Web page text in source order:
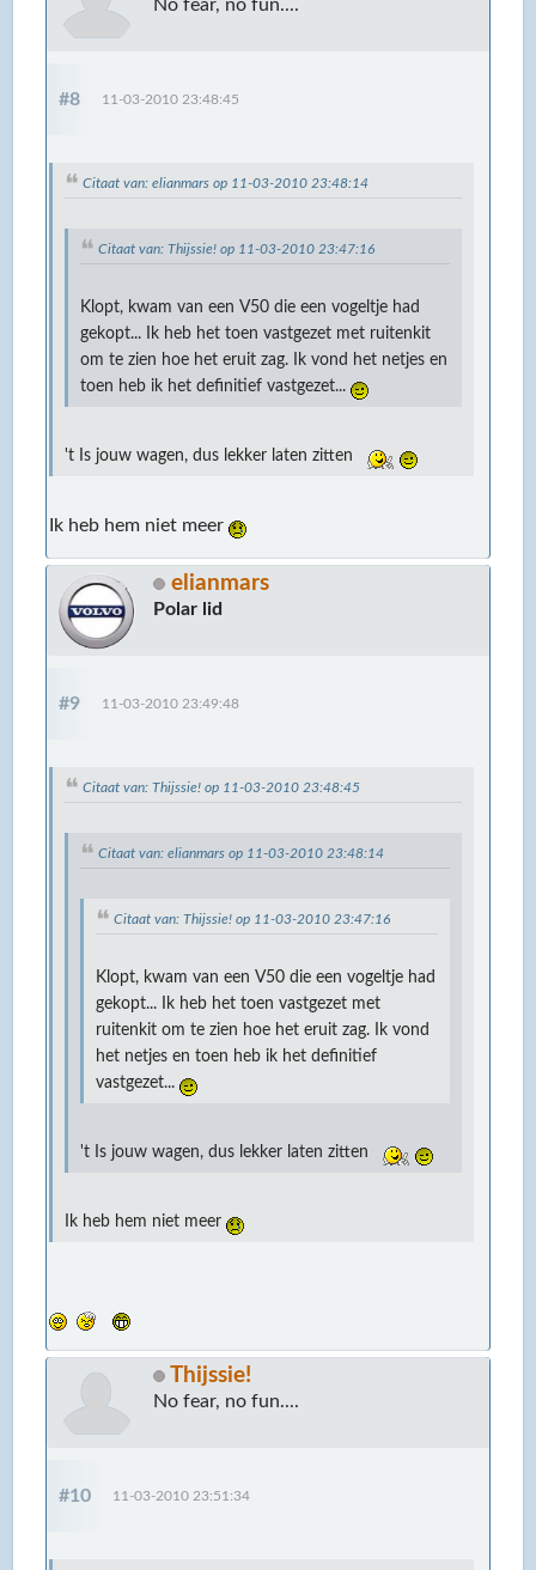
No fear, no fun....
#8 11-03-2010 23:48:45
Citaat van: elianmars op 11-03-2010 23:48:14
Citaat van: Thijssie! op 11-03-2010 23:47:16
Klopt, kwam van een V50 die een vogeltje had
gekopt... Ik heb het toen vastgezet met ruitenkit
om te zien hoe het eruit zag. Ik vond het netjes en
toen heb ik het definitief vastgezet...
't Is jouw wagen, dus lekker laten zitten
Ik heb hem niet meer
elianmars
Polar lid
#9 11-03-2010 23:49:48
Citaat van: Thijssie! op 11-03-2010 23:48:45
Citaat van: elianmars op 11-03-2010 23:48:14
Citaat van: Thijssie! op 11-03-2010 23:47:16
Klopt, kwam van een V50 die een vogeltje had
gekopt... Ik heb het toen vastgezet met
ruitenkit om te zien hoe het eruit zag. Ik vond
het netjes en toen heb ik het definitief
vastgezet...
't Is jouw wagen, dus lekker laten zitten
Ik heb hem niet meer
Thijssie!
No fear, no fun....
#10 11-03-2010 23:51:34